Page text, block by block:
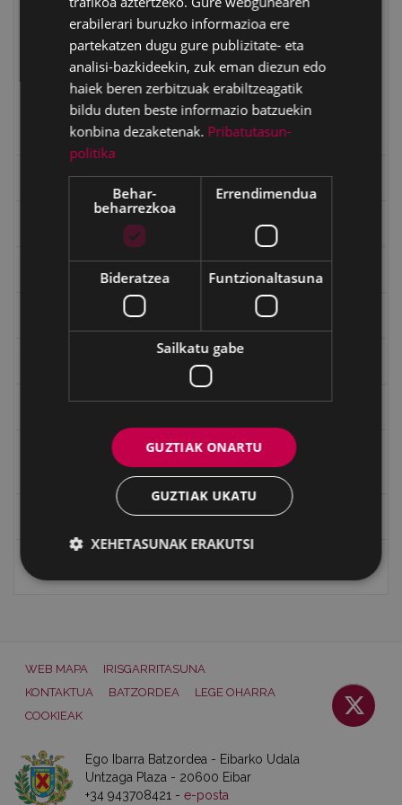
Agiñaga auzoa
Arrate auzoa
Gorosta auzoa
Mandiola auzoa
Otaola-Kiñarraga auzoa
Eibarko mugarriak
Ondarea: Lekuak eta Historia
Eibarko Eraikinak 360º
Eibarko eraikuntza eta monumentu nagusiak
Eibarko lanbideak: armagintza, grabatua, josteko
makinak eta bizikletak
Eibarko kale izenak
WEB MAPA
IRISGARRITASUNA
KONTAKTUA
BATZORDEA
LEGE OHARRA
COOKIEAK
Ego Ibarra Batzordea - Eibarko Udala
Untzaga Plaza - 20600 Eibar
+34 943708421 - e-posta
erabilerari buruzko informazioa ere
partekatzen dugu gure publizitate- eta
analisi-bazkideekin, zuk eman diezun edo
haiek beren zerbitzuak erabiltzeagatik
bildu duten beste informazio batzuekin
konbina dezaketenak. Pribatutasun-
politika
Behar-
beharrezkoa
Errendimendua
Bideratzea Funtzionaltasuna
Sailkatu gabe
GUZTIAK ONARTU
GUZTIAK UKATU
XEHETASUNAK ERAKUTSI